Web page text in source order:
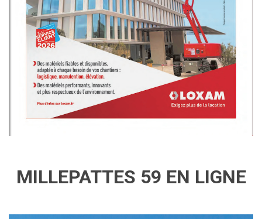
MILLEPATTES 59 EN LIGNE